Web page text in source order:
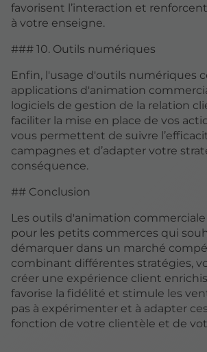
favorisent l’interaction et
à votre enseigne.
### 10. Outils numériques
Enfin, l'usage d'outils numériques
applications d'animation
logiciels de gestion de la relation
faciliter la mise en place de vos
vous permettent de suivre
campagnes et d’adapter votre
conséquence.
## Conclusion
Les outils d'animation
pour les petits commerces qui
démarquer dans un marché
combinant différentes stratégies,
créer une expérience client
favorise la fidélité et stimule les
pas à expérimenter et à adapter
fonction de votre clientèle et de